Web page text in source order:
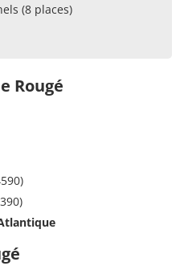
(8 places)
Rougé